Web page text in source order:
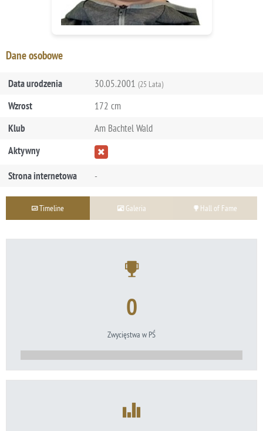
Dane osobowe
Data urodzenia 30.05.2001 (25 Lata)
Wzrost
172 cm
Klub
Am Bachtel Wald
Aktywny
Strona internetowa
-
Timeline Galeria Hall of Fame
0
Zwycięstwa w PŚ